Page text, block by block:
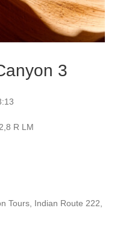
3
R LM
Tours, Indian Route 222,